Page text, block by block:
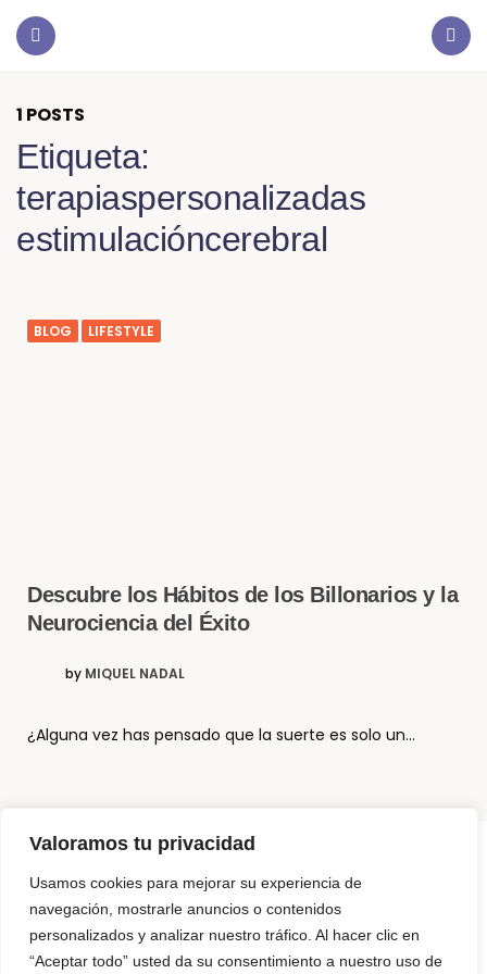
Valoramos tu privacidad
Usamos cookies para mejorar su experiencia de
navegación, mostrarle anuncios o contenidos
personalizados y analizar nuestro tráfico. Al hacer clic en
“Aceptar todo” usted da su consentimiento a nuestro uso de
1 POSTS
Etiqueta:
terapiaspersonalizadas
estimulacióncerebral
BLOG LIFESTYLE
Descubre los Hábitos de los Billonarios y la
Neurociencia del Éxito
by MIQUEL NADAL
¿Alguna vez has pensado que la suerte es solo un…
© Copyright El Método Neurohacking®
¿Que es Neurohacking? y ¿Cómo puedo usarlo?